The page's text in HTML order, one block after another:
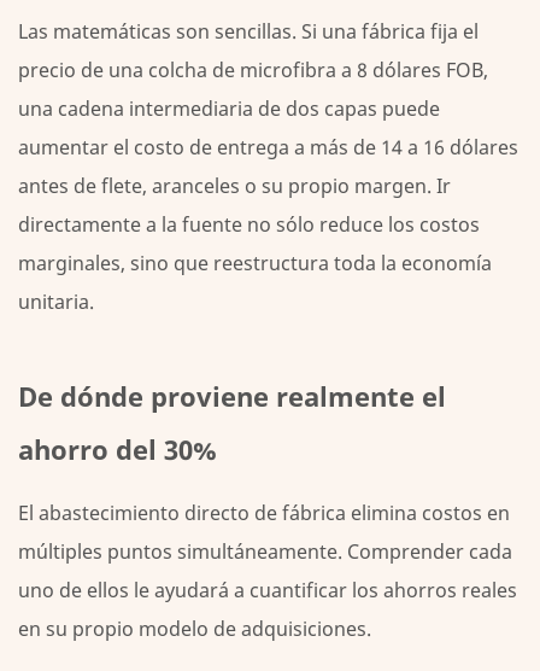
Se
eliminaron
los
márgenes
de
de
los
intermediarios
directo
niveles
de
fábrica
2.3
Las matemáticas son sencillas. Si una fábrica fija el
precio de una colcha de microfibra a 8 dólares FOB,
una cadena intermediaria de dos capas puede
aumentar el costo de entrega a más de 14 a 16 dólares
antes de flete, aranceles o su propio margen. Ir
directamente a la fuente no sólo reduce los costos
marginales, sino que reestructura toda la economía
unitaria.
De dónde proviene realmente el
ahorro del 30%
El abastecimiento directo de fábrica elimina costos en
múltiples puntos simultáneamente. Comprender cada
uno de ellos le ayudará a cuantificar los ahorros reales
en su propio modelo de adquisiciones.